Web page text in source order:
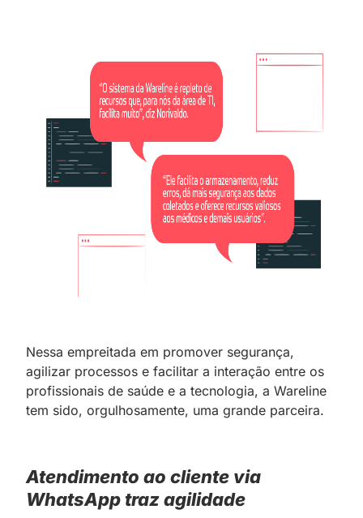
Nessa empreitada em promover segurança,
agilizar processos e facilitar a interação entre os
profissionais de saúde e a tecnologia, a Wareline
tem sido, orgulhosamente, uma grande parceira.
Atendimento ao cliente via
WhatsApp traz agilidade